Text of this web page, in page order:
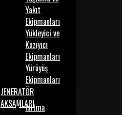
Yakıt
Ekipmanları
Yükleyici ve
Kazıyıcı
Ekipmanları
Yürüyüş
Ekipmanları
JENERATÖR
AKSAMLARIIsıtma